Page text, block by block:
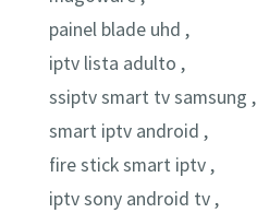
painel blade uhd ,
iptv lista adulto ,
ssiptv smart tv samsung ,
smart iptv android ,
fire stick smart iptv ,
iptv sony android tv ,